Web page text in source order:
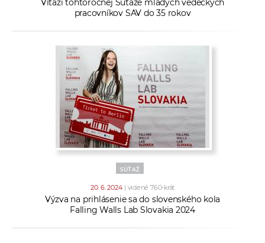
Víťazi tohtoročnej Súťaže mladých vedeckých
pracovníkov SAV do 35 rokov
SÚŤAŽ
20. 6. 2024 | videné 760-krát
Výzva na prihlásenie sa do slovenského kola
Falling Walls Lab Slovakia 2024